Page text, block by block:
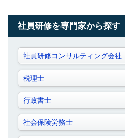
社員研修を専門家から探す
社員研修コンサルティング会社
税理士
行政書士
社会保険労務士